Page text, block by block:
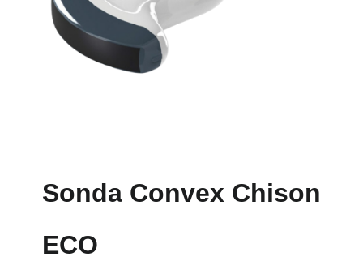
Sonda Convex Chison
ECO